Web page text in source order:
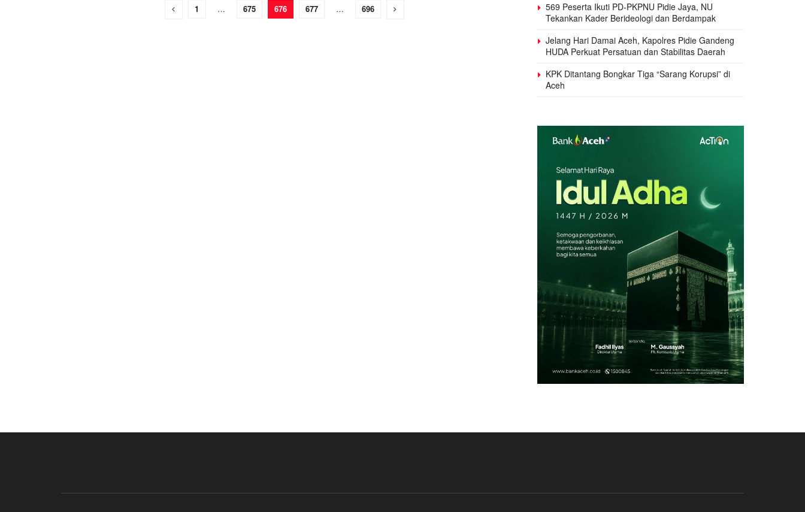
1 … 675 676 677 … 696
569 Peserta Ikuti PD-PKPNU Pidie Jaya, NU
Tekankan Kader Berideologi dan Berdampak
Jelang Hari Damai Aceh, Kapolres Pidie Gandeng
HUDA Perkuat Persatuan dan Stabilitas Daerah
KPK Ditantang Bongkar Tiga “Sarang Korupsi” di
Aceh